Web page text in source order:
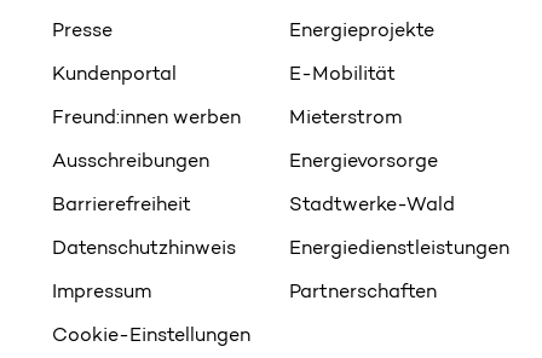
Presse
Kundenportal
Freund:innen werben
Ausschreibungen
Barrierefreiheit
Datenschutzhinweis
Impressum
Cookie-Einstellungen
Energieprojekte
E-Mobilität
Mieterstrom
Energievorsorge
Stadtwerke-Wald
Energiedienstleistungen
Partnerschaften